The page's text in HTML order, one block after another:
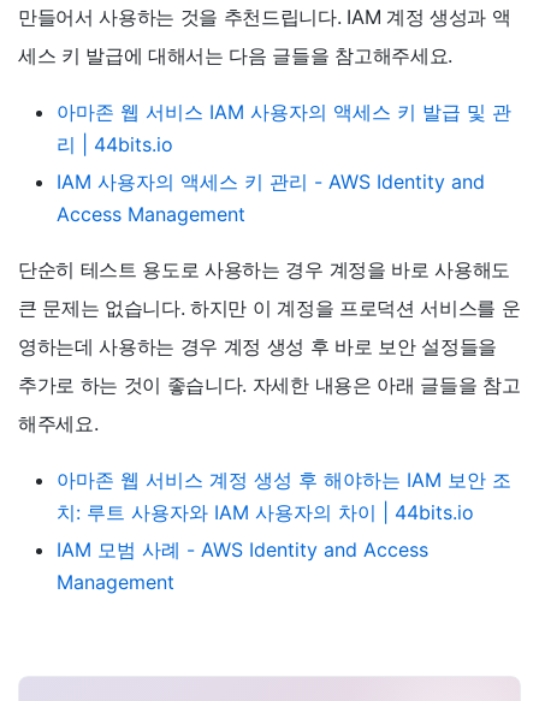
만들어서 사용하는 것을 추천드립니다. IAM 계정 생성과 액
세스 키 발급에 대해서는 다음 글들을 참고해주세요.
아마존 웹 서비스 IAM 사용자의 액세스 키 발급 및 관
리 | 44bits.io
IAM 사용자의 액세스 키 관리 - AWS Identity and
Access Management
단순히 테스트 용도로 사용하는 경우 계정을 바로 사용해도
큰 문제는 없습니다. 하지만 이 계정을 프로덕션 서비스를 운
영하는데 사용하는 경우 계정 생성 후 바로 보안 설정들을
추가로 하는 것이 좋습니다. 자세한 내용은 아래 글들을 참고
해주세요.
아마존 웹 서비스 계정 생성 후 해야하는 IAM 보안 조
치: 루트 사용자와 IAM 사용자의 차이 | 44bits.io
IAM 모범 사례 - AWS Identity and Access
Management